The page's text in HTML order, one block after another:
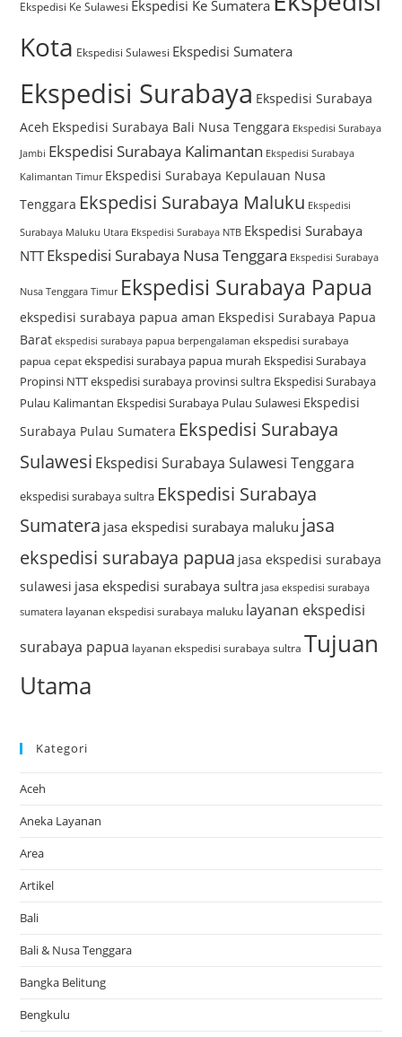
Ekspedisi Ke Sulawesi Ekspedisi Ke Sumatera
Kota Ekspedisi Sulawesi Ekspedisi Sumatera
Ekspedisi Surabaya Ekspedisi Surabaya
Aceh Ekspedisi Surabaya Bali Nusa Tenggara Ekspedisi Surabaya
Jambi Ekspedisi Surabaya Kalimantan Ekspedisi Surabaya
Kalimantan Timur Ekspedisi Surabaya Kepulauan Nusa
Tenggara Ekspedisi Surabaya Maluku Ekspedisi
Surabaya Maluku Utara Ekspedisi Surabaya NTB Ekspedisi Surabaya
NTTEkspedisi Surabaya Nusa Tenggara Ekspedisi Surabaya
Nusa Tenggara Timur Ekspedisi Surabaya Papua
ekspedisi surabaya papua aman Ekspedisi Surabaya Papua
Barat ekspedisi surabaya papua berpengalaman ekspedisi surabaya
papua cepat ekspedisi surabaya papua murah Ekspedisi Surabaya
Propinsi NTTekspedisi surabaya provinsi sultra Ekspedisi Surabaya
Pulau Kalimantan Ekspedisi Surabaya Pulau Sulawesi Ekspedisi
Surabaya Pulau Sumatera Ekspedisi Surabaya
Sulawesi Ekspedisi Surabaya Sulawesi Tenggara
ekspedisi surabaya sultra Ekspedisi Surabaya
Sumatera jasa ekspedisi surabaya maluku jasa
ekspedisi surabaya papua jasa ekspedisi surabaya
sulawesi jasa ekspedisi surabaya sultra jasa ekspedisi surabaya
sumatera layanan ekspedisi surabaya maluku layanan ekspedisi
surabaya papua layanan ekspedisi surabaya sultra Tujuan
Utama
Kategori
Aceh
Aneka Layanan
Area
Artikel
Bali
Bali & Nusa Tenggara
Bangka Belitung
Bengkulu